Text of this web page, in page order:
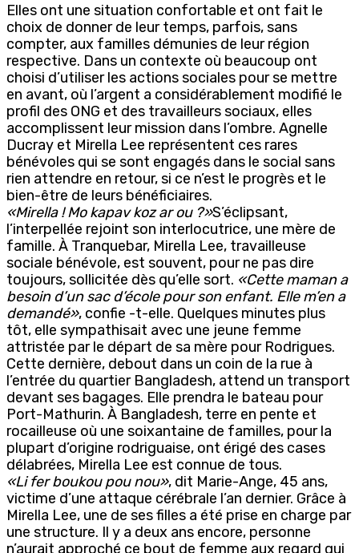
Elles ont une situation confortable et ont fait le
choix de donner de leur temps, parfois, sans
compter, aux familles démunies de leur région
respective. Dans un contexte où beaucoup ont
choisi d’utiliser les actions sociales pour se mettre
en avant, où l’argent a considérablement modifié le
profil des ONG et des travailleurs sociaux, elles
accomplissent leur mission dans l’ombre. Agnelle
Ducray et Mirella Lee représentent ces rares
bénévoles qui se sont engagés dans le social sans
rien attendre en retour, si ce n’est le progrès et le
bien-être de leurs bénéficiaires.
«Mirella ! Mo kapav koz ar ou ?»S’éclipsant,
l’interpellée rejoint son interlocutrice, une mère de
famille. À Tranquebar, Mirella Lee, travailleuse
sociale bénévole, est souvent, pour ne pas dire
toujours, sollicitée dès qu’elle sort. «Cette maman a
besoin d’un sac d’école pour son enfant. Elle m’en a
demandé», confie -t-elle. Quelques minutes plus
tôt, elle sympathisait avec une jeune femme
attristée par le départ de sa mère pour Rodrigues.
Cette dernière, debout dans un coin de la rue à
l’entrée du quartier Bangladesh, attend un transport
devant ses bagages. Elle prendra le bateau pour
Port-Mathurin. À Bangladesh, terre en pente et
rocailleuse où une soixantaine de familles, pour la
plupart d’origine rodriguaise, ont érigé des cases
délabrées, Mirella Lee est connue de tous.
«Li fer boukou pou nou», dit Marie-Ange, 45 ans,
victime d’une attaque cérébrale l’an dernier. Grâce à
Mirella Lee, une de ses filles a été prise en charge par
une structure. Il y a deux ans encore, personne
n’aurait approché ce bout de femme aux regard qui